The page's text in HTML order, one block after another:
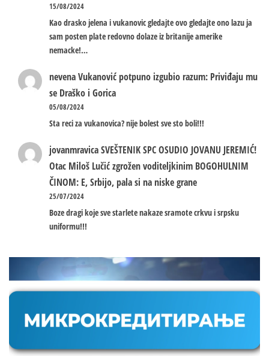
15/08/2024
Kao drasko jelena i vukanovic gledajte ovo gledajte ono lazu ja
sam posten plate redovno dolaze iz britanije amerike
nemacke!…
nevenaVukanović potpuno izgubio razum: Priviđaju mu
se Draško i Gorica
05/08/2024
Sta reci za vukanovica? nije bolest sve sto boli!!!
jovanmravicaSVEŠTENIK SPC OSUDIO JOVANU JEREMIĆ!
Otac Miloš Lučić zgrožen voditeljkinim BOGOHULNIM
ČINOM: E, Srbijo, pala si na niske grane
25/07/2024
Boze dragi koje sve starlete nakaze sramote crkvu i srpsku
uniformu!!!